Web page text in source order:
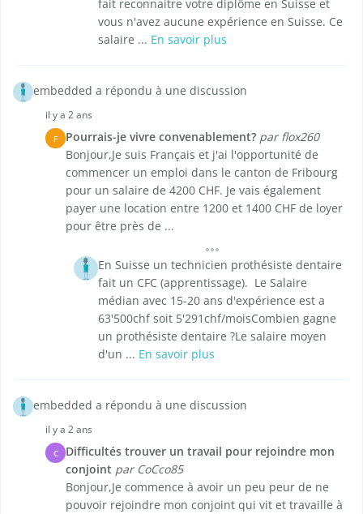
fait reconnaitre votre diplôme en Suisse et
vous n'avez aucune expérience en Suisse. Ce
salaire ... En savoir plus
embedded a répondu à une discussion
il y a 2 ans
F Pourrais-je vivre convenablement? par flox260
Bonjour,Je suis Français et j'ai l'opportunité de
commencer un emploi dans le canton de Fribourg
pour un salaire de 4200 CHF. Je vais également
payer une location entre 1200 et 1400 CHF de loyer
pour être près de ...
En Suisse un technicien prothésiste dentaire
fait un CFC (apprentissage). Le Salaire
médian avec 15-20 ans d'expérience est a
63'500chf soit 5'291chf/moisCombien gagne
un prothésiste dentaire ?Le salaire moyen
d'un ... En savoir plus
embedded a répondu à une discussion
il y a 2 ans
C
Difficultés trouver un travail pour rejoindre mon
conjoint par CoCco85
Bonjour,Je commence à avoir un peu peur de ne
pouvoir rejoindre mon conjoint qui vit et travaille à